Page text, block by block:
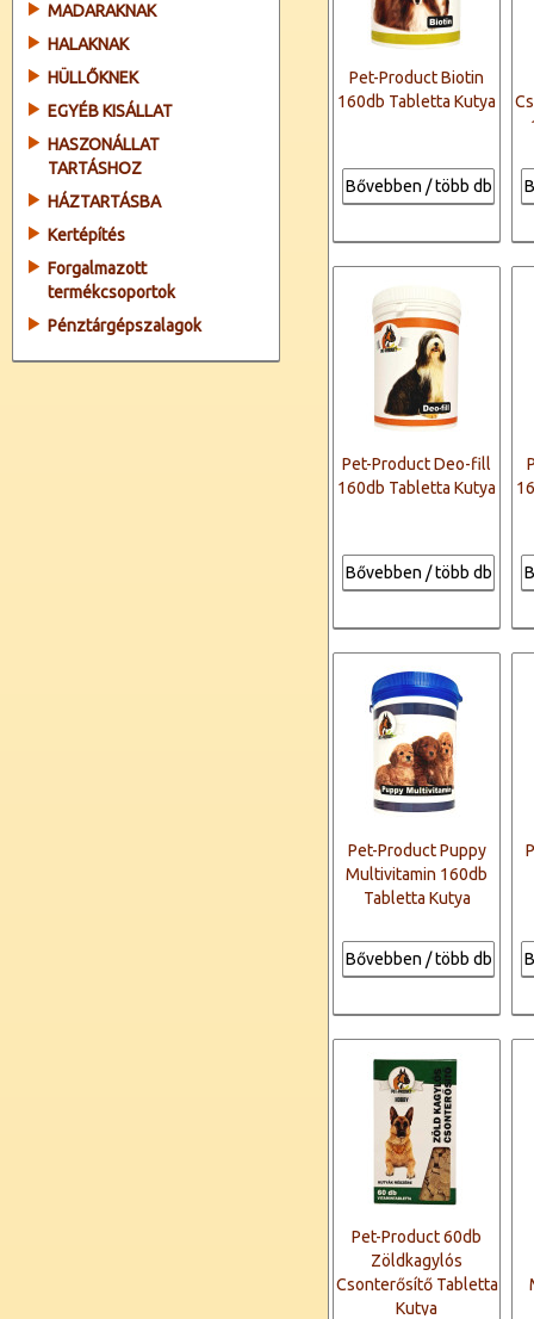
MADARAKNAK
HALAKNAK
HÜLLŐKNEK
EGYÉB KISÁLLAT
HASZONÁLLAT
TARTÁSHOZ
HÁZTARTÁSBA
Kertépítés
Forgalmazott
termékcsoportok
Pénztárgépszalagok
Pet-Product Biotin
160db Tabletta Kutya
Bővebben / több db
Pet-Product Deo-fill
160db Tabletta Kutya
Bővebben / több db
Pet-Product Puppy
Multivitamin 160db
Tabletta Kutya
Bővebben / több db
Pet-Product 60db
Zöldkagylós
Csonterősítő Tabletta
Kutya